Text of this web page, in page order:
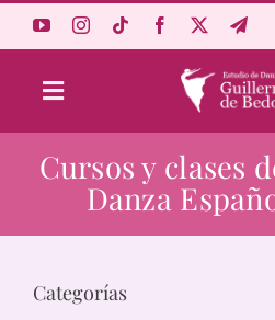
Toggle
Navigation
Aprende
Cursos y clases
Danza
Categorías